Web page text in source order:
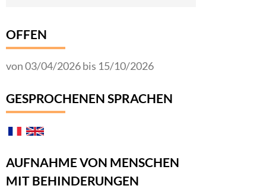
OFFEN
von 03/04/2026 bis 15/10/2026
GESPROCHENEN SPRACHEN
AUFNAHME VON MENSCHEN
MIT BEHINDERUNGEN